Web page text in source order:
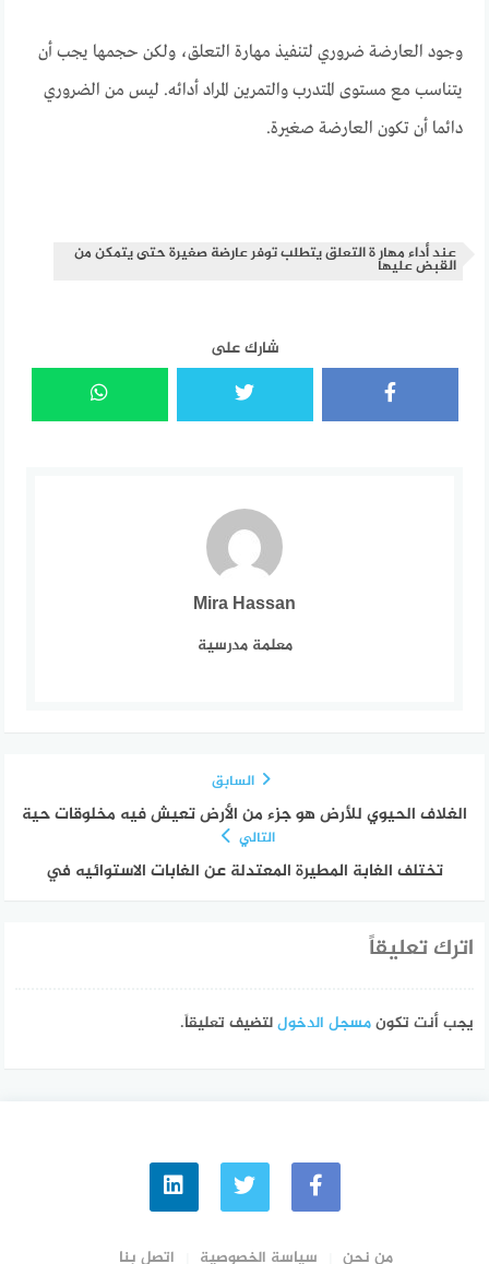
وجود العارضة ضروري لتنفيذ مهارة التعلق، ولكن حجمها يجب أن
يتناسب مع مستوى المتدرب والتمرين المراد أدائه. ليس من الضروري
دائما أن تكون العارضة صغيرة.
عند أداء مهار ة التعلق يتطلب توفر عارضة صغيرة حتى يتمكن من
القبض عليها
شارك على
Mira Hassan
معلمة مدرسية
السابق
الغلاف الحيوي للأرض هو جزء من الأرض تعيش فيه مخلوقات حية
التالي
تختلف الغابة المطيرة المعتدلة عن الغابات الاستوائيه في
اترك تعليقاً
يجب أنت تكونمسجل الدخوللتضيف تعليقاً.
من نحن سياسة الخصوصية اتصل بنا